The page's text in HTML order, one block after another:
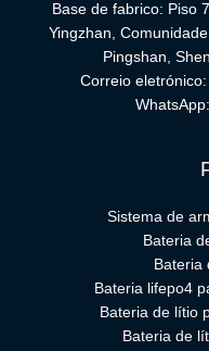
Base de fabrico: Piso
Yingzhan,
Pingshan,
Correio eletrónico:
WhatsApp:
Sistema de
Bateria
Bateria
Bateria lifepo4
Bateria de lítio
Bateria de